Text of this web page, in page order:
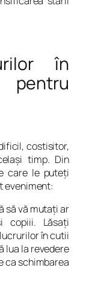
în
costisitor,
timp. Din
care le puteţi
eveniment:
să vă mutaţi ar
copiii. Lăsaţi
în cutii
lua la revedere
ca schimbarea